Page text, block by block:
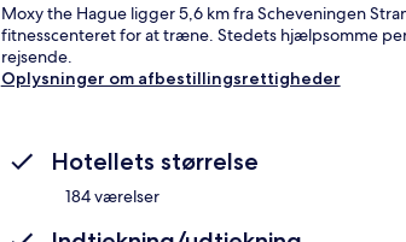
Moxy the Hague ligger 5,6 km fra Scheveningen
fitnesscenteret for at træne. Stedets hjælpsomme
rejsende.
Oplysninger om afbestillingsrettigheder
Hotellets størrelse
184 værelser